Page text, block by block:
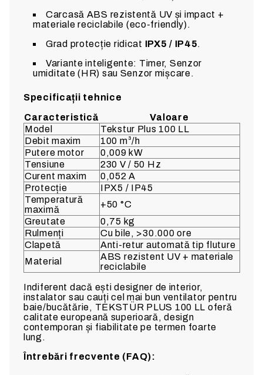
Carcasă ABS rezistentă UV și impact +
materiale reciclabile (eco-friendly).
Grad protecție ridicat IPX5 / IP45.
Variante inteligente: Timer, Senzor
umiditate (HR) sau Senzor mișcare.
Specificații tehnice
Caracteristică
Valoare
Model
Tekstur Plus 100 LL
Debit maxim
100 m³/h
Putere motor
0,009 kW
Tensiune
230 V / 50 Hz
Curent maxim
0,052 A
Protecție
IPX5 / IP45
Temperatură
maximă
+50 °C
Greutate
0,75 kg
Rulmenți
Cu bile, >30.000 ore
Clapetă
Anti-retur automată tip fluture
Material
ABS rezistent UV + materiale
reciclabile
Indiferent dacă ești designer de interior,
instalator sau cauți cel mai bun ventilator pentru
baie/bucătărie, TEKSTÜR PLUS 100 LL oferă
calitate europeană superioară, design
contemporan și fiabilitate pe termen foarte
lung.
Întrebări frecvente (FAQ):